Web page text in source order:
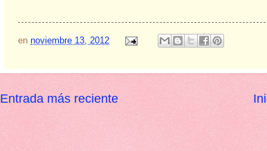
en noviembre 13, 2012
Entrada más reciente